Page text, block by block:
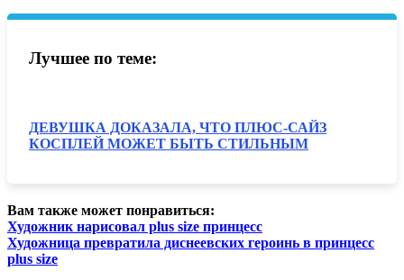
Лучшее по теме:
ДЕВУШКА ДОКАЗАЛА, ЧТО ПЛЮС-САЙЗ
КОСПЛЕЙ МОЖЕТ БЫТЬ СТИЛЬНЫМ
Вам также может понравиться:
Художник нарисовал plus size принцесс
Художница превратила диснеевских героинь в принцесс
plus size